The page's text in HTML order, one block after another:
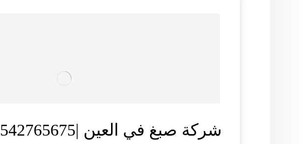
شركة صبغ في العين |0542765675